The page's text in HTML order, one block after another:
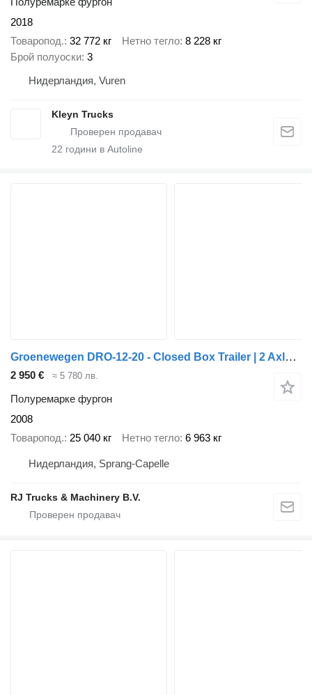
2018
Товаропод. 32 772 кг Нетно тегло 8 228 кг
Брой полуоски 3
Нидерландия, Vuren
Kleyn Trucks
22 години в Autoline
Groenewegen DRO-12-20 - Closed Box Trailer | 2 Axle | BPW Axles | NL Trail
2 950 € ≈ 5 780 лв.
Полуремарке фургон
2008
Товаропод. 25 040 кг Нетно тегло 6 963 кг
Нидерландия, Sprang-Capelle
RJ Trucks & Machinery B.V.